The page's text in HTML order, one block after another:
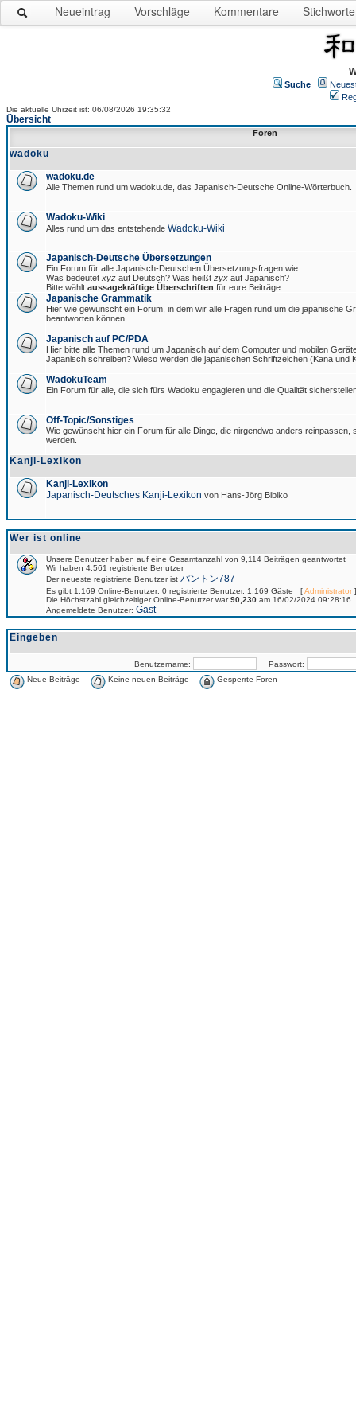
Neueintrag Vorschläge Kommentare Stichworte
Suche
Die aktuelle Uhrzeit ist: 06/08/2026 19:35:32
Übersicht
Foren
wadoku
wadoku.de
Alle Themen rund um wadoku.de, das Japanisch-Deutsche Online-Wörterbuch.
Wadoku-Wiki
Alles rund um das entstehende Wadoku-Wiki
Japanisch-Deutsche Übersetzungen
Ein Forum für alle Japanisch-Deutschen Übersetzungsfragen wie:
Was bedeutet xyz auf Deutsch? Was heißt zyx auf Japanisch?
Bitte wählt aussagekräftige Überschriften für eure Beiträge.
Japanische Grammatik
Hier wie gewünscht ein Forum, in dem wir alle Fragen rund um die japanische
beantworten können.
Japanisch auf PC/PDA
Hier bitte alle Themen rund um Japanisch auf dem Computer und mobilen
Japanisch schreiben? Wieso werden die japanischen Schriftzeichen (Kana und
WadokuTeam
Ein Forum für alle, die sich fürs Wadoku engagieren und die Qualität
Off-Topic/Sonstiges
Wie gewünscht hier ein Forum für alle Dinge, die nirgendwo anders reinpassen,
werden.
Kanji-Lexikon
Kanji-Lexikon
Japanisch-Deutsches Kanji-Lexikon von Hans-Jörg Bibiko
Wer ist online
Unsere Benutzer haben auf eine Gesamtanzahl von 9,114 Beiträgen geantwortet
Wir haben 4,561 registrierte Benutzer
Der neueste registrierte Benutzer ist パントン787
Es gibt 1,169 Online-Benutzer: 0 registrierte Benutzer, 1,169 Gäste [Administrator
Die Höchstzahl gleichzeitiger Online-Benutzer war90,230 am 16/02/2024 09:28:16
Angemeldete Benutzer: Gast
Eingeben
Benutzername:
Passwort:
Neue Beiträge
Keine neuen Beiträge Gesperrte Foren